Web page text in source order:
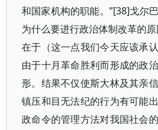
和国家机构的职能。”[38]戈尔
为什么要进行政治体制改革的
在于（这一点我们今天应该承
由于十月革命胜利而形成的政
形。结果不仅使斯大林及其亲
镇压和目无法纪的行为有可能
政命令的管理方法对我国社会